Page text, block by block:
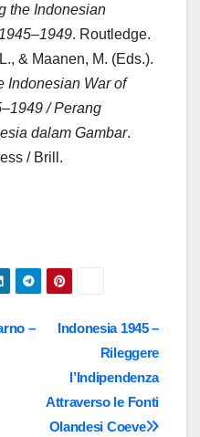
the Indonesian
. Routledge.
& Maanen, M. (Eds.).
Indonesian War of
/ Perang
dalam Gambar.
/ Brill.
Indonesia 1945 –
Rileggere
l’Indipendenza
Attraverso le Fonti
Olandesi Coeve
–